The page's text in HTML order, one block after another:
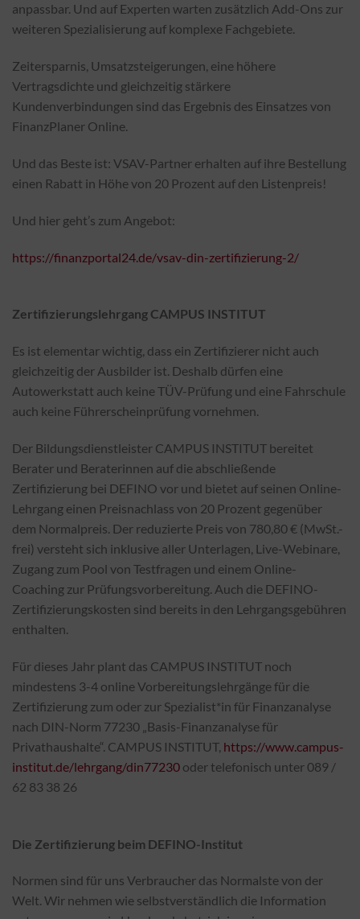
anpassbar. Und auf Experten warten zusätzlich Add-Ons zur
weiteren Spezialisierung auf komplexe Fachgebiete.
Zeitersparnis, Umsatzsteigerungen, eine höhere
Vertragsdichte und gleichzeitig stärkere
Kundenverbindungen sind das Ergebnis des Einsatzes von
FinanzPlaner Online.
Und das Beste ist: VSAV-Partner erhalten auf ihre Bestellung
einen Rabatt in Höhe von 20 Prozent auf den Listenpreis!
Und hier geht’s zum Angebot:
https://finanzportal24.de/vsav-din-zertifizierung-2/
Zertifizierungslehrgang CAMPUS INSTITUT
Es ist elementar wichtig, dass ein Zertifizierer nicht auch
gleichzeitig der Ausbilder ist. Deshalb dürfen eine
Autowerkstatt auch keine TÜV-Prüfung und eine Fahrschule
auch keine Führerscheinprüfung vornehmen.
Der Bildungsdienstleister CAMPUS INSTITUT bereitet
Berater und Beraterinnen auf die abschließende
Zertifizierung bei DEFINO vor und bietet auf seinen Online-
Lehrgang einen Preisnachlass von 20 Prozent gegenüber
dem Normalpreis. Der reduzierte Preis von 780,80 € (MwSt.-
frei) versteht sich inklusive aller Unterlagen, Live-Webinare,
Zugang zum Pool von Testfragen und einem Online-
Coaching zur Prüfungsvorbereitung. Auch die DEFINO-
Zertifizierungskosten sind bereits in den Lehrgangsgebühren
enthalten.
Für dieses Jahr plant das CAMPUS INSTITUT noch
mindestens 3-4 online Vorbereitungslehrgänge für die
Zertifizierung zum oder zur Spezialist*in für Finanzanalyse
nach DIN-Norm 77230 „Basis-Finanzanalyse für
Privathaushalte“. CAMPUS INSTITUT, https://www.campus-
institut.de/lehrgang/din77230 oder telefonisch unter 089 /
62 83 38 26
Die Zertifizierung beim DEFINO-Institut
Normen sind für uns Verbraucher das Normalste von der
Welt. Wir nehmen wie selbstverständlich die Information